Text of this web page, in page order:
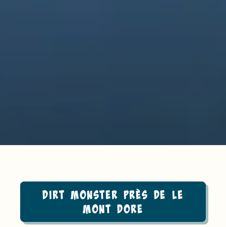
Dirt monster près de Le
Mont Dore